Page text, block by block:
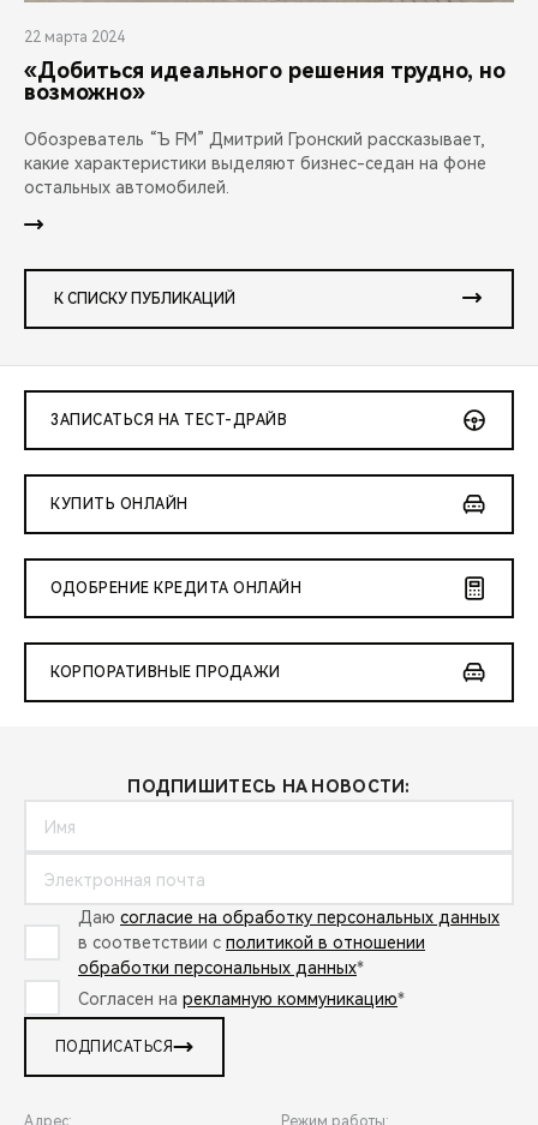
22 марта 2024
«Добиться идеального решения трудно, но
возможно»
Обозреватель “Ъ FM” Дмитрий Гронский рассказывает,
какие характеристики выделяют бизнес-седан на фоне
остальных автомобилей.
К СПИСКУ ПУБЛИКАЦИЙ
ЗАПИСАТЬСЯ НА ТЕСТ-ДРАЙВ
КУПИТЬ ОНЛАЙН
ОДОБРЕНИЕ КРЕДИТА ОНЛАЙН
КОРПОРАТИВНЫЕ ПРОДАЖИ
ПОДПИШИТЕСЬ НА НОВОСТИ:
Даю согласие на обработку персональных данных
в соответствии с политикой в отношении
обработки персональных данных*
Согласен на рекламную коммуникацию*
ПОДПИСАТЬСЯ
Адрес: Режим работы: